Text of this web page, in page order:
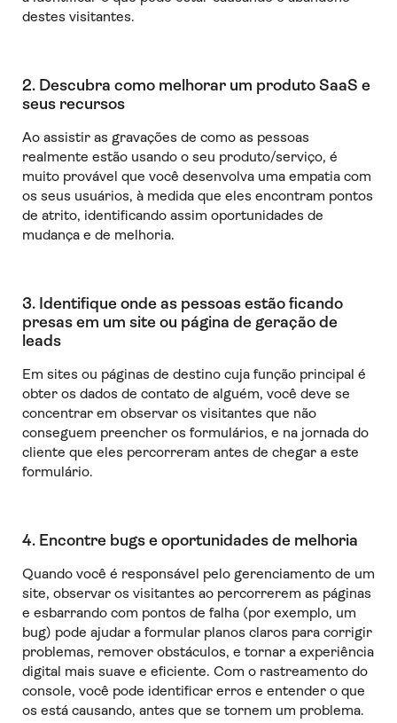
destes visitantes.
2. Descubra como melhorar um produto SaaS e
seus recursos
Ao assistir as gravações de como as pessoas
realmente estão usando o seu produto/serviço, é
muito provável que você desenvolva uma empatia com
os seus usuários, à medida que eles encontram pontos
de atrito, identificando assim oportunidades de
mudança e de melhoria.
3. Identifique onde as pessoas estão ficando
presas em um site ou página de geração de
leads
Em sites ou páginas de destino cuja função principal é
obter os dados de contato de alguém, você deve se
concentrar em observar os visitantes que não
conseguem preencher os formulários, e na jornada do
cliente que eles percorreram antes de chegar a este
formulário.
4. Encontre bugs e oportunidades de melhoria
Quando você é responsável pelo gerenciamento de um
site, observar os visitantes ao percorrerem as páginas
e esbarrando com pontos de falha (por exemplo, um
bug) pode ajudar a formular planos claros para corrigir
problemas, remover obstáculos, e tornar a experiência
digital mais suave e eficiente. Com o rastreamento do
console, você pode identificar erros e entender o que
os está causando, antes que se tornem um problema.